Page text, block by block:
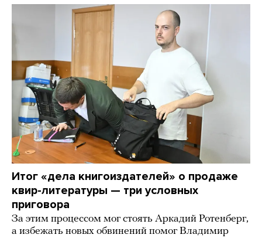
Итог «дела книгоиздателей» о продаже
квир-литературы — три условных
приговора
За этим процессом мог стоять Аркадий Ротенберг,
а избежать новых обвинений помог Владимир